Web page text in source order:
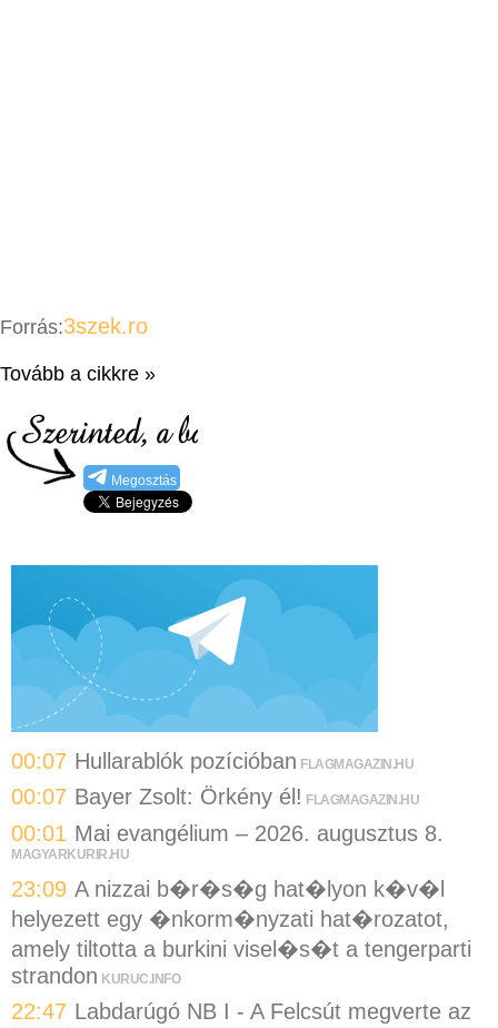
Forrás:3szek.ro
Tovább a cikkre »
Megosztás
00:07 Hullarablók pozícióban FLAGMAGAZIN.HU
00:07 Bayer Zsolt: Örkény él! FLAGMAGAZIN.HU
00:01 Mai evangélium – 2026. augusztus 8.
MAGYARKURIR.HU
23:09 A nizzai b�r�s�g hat�lyon k�v�l
helyezett egy �nkorm�nyzati hat�rozatot,
amely tiltotta a burkini visel�s�t a tengerparti
strandon KURUC.INFO
22:47 Labdarúgó NB I - A Felcsút megverte az